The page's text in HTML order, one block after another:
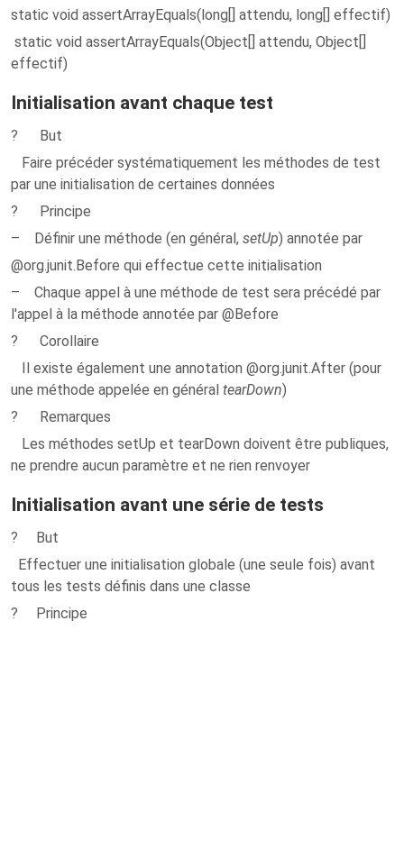
static void assertArrayEquals(long[] attendu, long[] effectif)
static void assertArrayEquals(Object[] attendu, Object[]
effectif)
Initialisation avant chaque test
? But
Faire précéder systématiquement les méthodes de test
par une initialisation de certaines données
? Principe
– Définir une méthode (en général, setUp) annotée par
@org.junit.Before qui effectue cette initialisation
– Chaque appel à une méthode de test sera précédé par
l'appel à la méthode annotée par @Before
? Corollaire
Il existe également une annotation @org.junit.After (pour
une méthode appelée en général tearDown)
? Remarques
Les méthodes setUp et tearDown doivent être publiques,
ne prendre aucun paramètre et ne rien renvoyer
Initialisation avant une série de tests
? But
Effectuer une initialisation globale (une seule fois) avant
tous les tests définis dans une classe
? Principe